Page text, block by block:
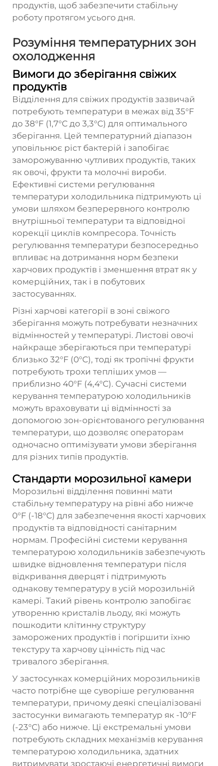
продуктів, щоб забезпечити стабільну
роботу протягом усього дня.
Розуміння температурних зон
охолодження
Вимоги до зберігання свіжих
продуктів
Відділення для свіжих продуктів зазвичай
потребують температури в межах від 35°F
до 38°F (1,7°C до 3,3°C) для оптимального
зберігання. Цей температурний діапазон
уповільнює ріст бактерій і запобігає
заморожуванню чутливих продуктів, таких
як овочі, фрукти та молочні вироби.
Ефективні системи регулювання
температури холодильника підтримують ці
умови шляхом безперервного контролю
внутрішньої температури та відповідної
корекції циклів компресора. Точність
регулювання температури безпосередньо
впливає на дотримання норм безпеки
харчових продуктів і зменшення втрат як у
комерційних, так і в побутових
застосуваннях.
Різні харчові категорії в зоні свіжого
зберігання можуть потребувати незначних
відмінностей у температурі. Листові овочі
найкраще зберігаються при температурі
близько 32°F (0°C), тоді як тропічні фрукти
потребують трохи тепліших умов —
приблизно 40°F (4,4°C). Сучасні системи
керування температурою холодильників
можуть враховувати ці відмінності за
допомогою зон-орієнтованого регулювання
температури, що дозволяє операторам
одночасно оптимізувати умови зберігання
для різних типів продуктів.
Стандарти морозильної камери
Морозильні відділення повинні мати
стабільну температуру на рівні або нижче
0°F (-18°C) для забезпечення якості харчових
продуктів та відповідності санітарним
нормам. Професійні системи керування
температурою холодильників забезпечують
швидке відновлення температури після
відкривання дверцят і підтримують
однакову температуру в усій морозильній
камері. Такий рівень контролю запобігає
утворенню кристалів льоду, які можуть
пошкодити клітинну структуру
заморожених продуктів і погіршити їхню
текстуру та харчову цінність під час
тривалого зберігання.
У застосунках комерційних морозильників
часто потрібне ще суворіше регулювання
температури, причому деякі спеціалізовані
застосунки вимагають температур як -10°F
(-23°C) або нижче. Ці екстремальні умови
потребують складних механізмів керування
температурою холодильника, здатних
витримувати зростаючі енергетичні вимоги